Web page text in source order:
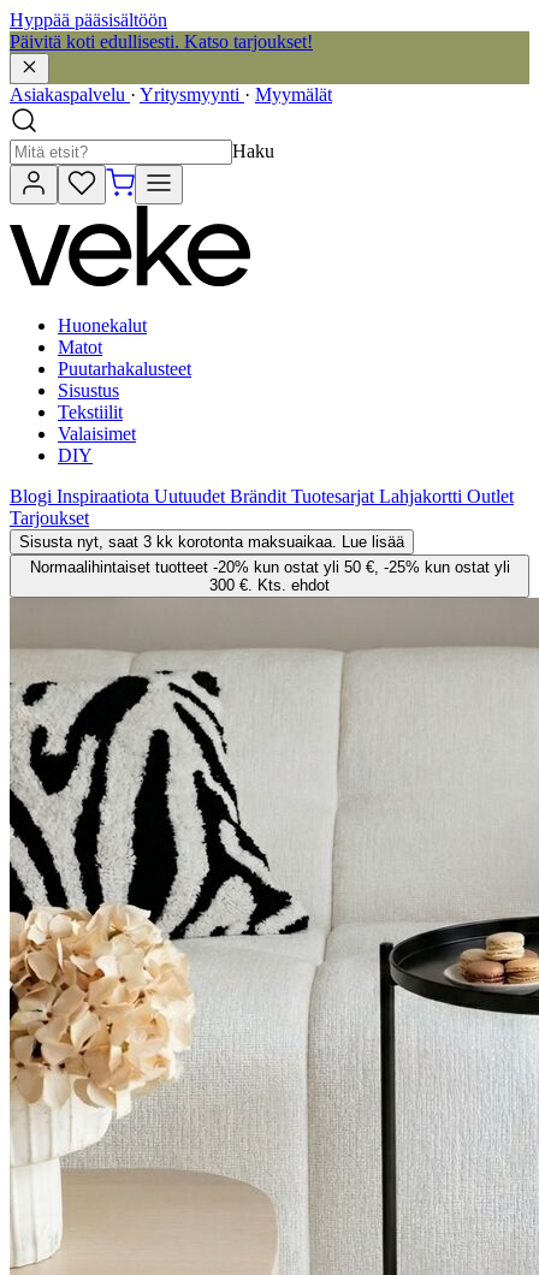
Hyppää pääsisältöön
Päivitä koti edullisesti. Katso tarjoukset!
Asiakaspalvelu · Yritysmyynti · Myymälät
Haku
Huonekalut
Matot
Puutarhakalusteet
Sisustus
Tekstiilit
Valaisimet
DIY
Blogi Inspiraatiota Uutuudet Brändit Tuotesarjat Lahjakortti Outlet
Tarjoukset
Sisusta nyt, saat 3 kk korotonta maksuaikaa. Lue lisää
Normaalihintaiset tuotteet -20% kun ostat yli 50 €, -25% kun ostat yli
300 €. Kts. ehdot